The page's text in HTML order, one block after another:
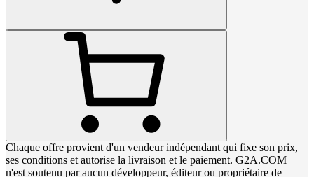
Chaque offre provient d'un vendeur indépendant qui fixe son prix,
ses conditions et autorise la livraison et le paiement. G2A.COM
n'est soutenu par aucun développeur, éditeur ou propriétaire de